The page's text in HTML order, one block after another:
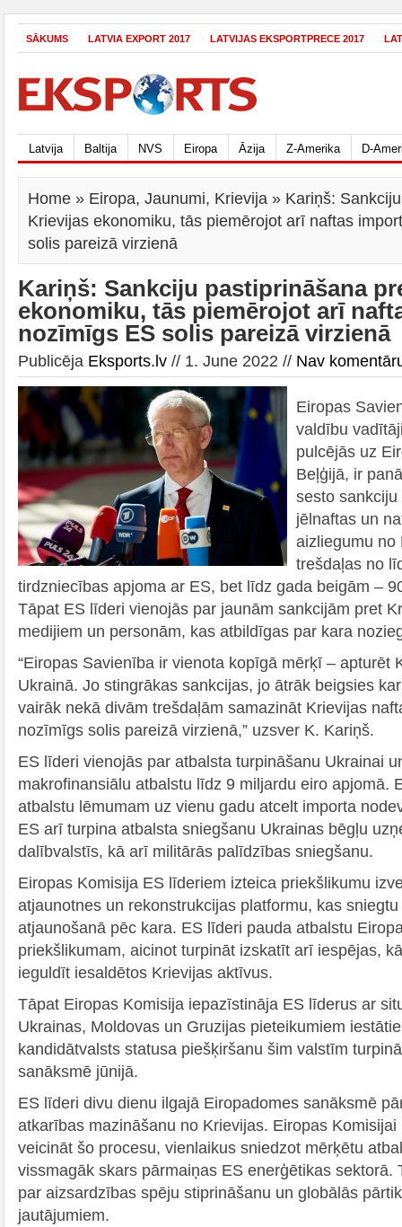
SĀKUMS LATVIA EXPORT 2017 LATVIJAS EKSPORTPRECE 2017
Latvija Baltija NVS Eiropa Āzija Z-Amerika D-
Home » Eiropa, Jaunumi, Krievija » Kariņš:
Krievijas ekonomiku, tās piemērojot arī naftas
solis pareizā virzienā
Kariņš: Sankciju pastiprināšana
ekonomiku, tās piemērojot arī
nozīmīgs ES solis pareizā virzienā
Publicēja Eksports.lv // 1. June 2022 // Nav
Eiropas
valdību
pulcējās uz
Beļģijā, ir
sesto
jēlnaftas un
aizliegumu no
trešdaļas no
tirdzniecības apjoma ar ES, bet līdz gada beigām –
Tāpat ES līderi vienojās par jaunām sankcijām pret
medijiem un personām, kas atbildīgas par kara
“Eiropas Savienība ir vienota kopīgā mērķī – apturēt
Ukrainā. Jo stingrākas sankcijas, jo ātrāk beigsies
vairāk nekā divām trešdaļām samazināt Krievijas
nozīmīgs solis pareizā virzienā,” uzsver K. Kariņš.
ES līderi vienojās par atbalsta turpināšanu Ukrainai
makrofinansiālu atbalstu līdz 9 miljardu eiro apjomā.
atbalstu lēmumam uz vienu gadu atcelt importa
ES arī turpina atbalsta sniegšanu Ukrainas bēgļu
dalībvalstīs, kā arī militārās palīdzības sniegšanu.
Eiropas Komisija ES līderiem izteica priekšlikumu
atjaunotnes un rekonstrukcijas platformu, kas
atjaunošanā pēc kara. ES līderi pauda atbalstu
priekšlikumam, aicinot turpināt izskatīt arī iespējas,
ieguldīt iesaldētos Krievijas aktīvus.
Tāpat Eiropas Komisija iepazīstināja ES līderus ar
Ukrainas, Moldovas un Gruzijas pieteikumiem
kandidātvalsts statusa piešķiršanu šim valstīm
sanāksmē jūnijā.
ES līderi divu dienu ilgajā Eiropadomes sanāksmē
atkarības mazināšanu no Krievijas. Eiropas
veicināt šo procesu, vienlaikus sniedzot mērķētu
vissmagāk skars pārmaiņas ES enerģētikas sektorā.
par aizsardzības spēju stiprināšanu un globālās
jautājumiem.